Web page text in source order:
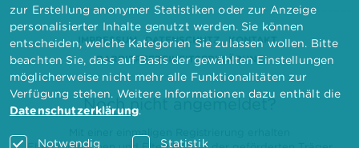
IMPRESSUM DATENSCHUTZ
KONTAKT
BARRIEREFREIHEITSERKLÄRUNG
Noch nicht angemeldet?
zur Erstellung anonymer Statistiken oder zur Anzeige
personalisierter Inhalte genutzt werden. Sie können
entscheiden, welche Kategorien Sie zulassen wollen. Bitte
beachten Sie, dass auf Basis der gewählten Einstellungen
möglicherweise nicht mehr alle Funktionalitäten zur
Verfügung stehen. Weitere Informationen dazu enthält die
Datenschutzerklärung.
Notwendig Statistik